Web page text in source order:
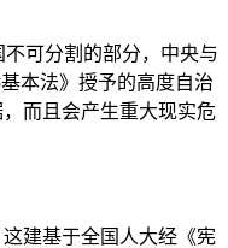
可分割的部分，中央与
本法》授予的高度自治
而且会产生重大现实危
建基于全国人大经《宪